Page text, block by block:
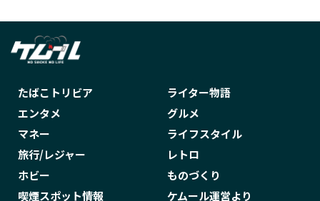
たばこトリビア
ライター物語
エンタメ
グルメ
マネー
ライフスタイル
旅行/レジャー
レトロ
ホビー
ものづくり
喫煙スポット情報
ケムール運営より